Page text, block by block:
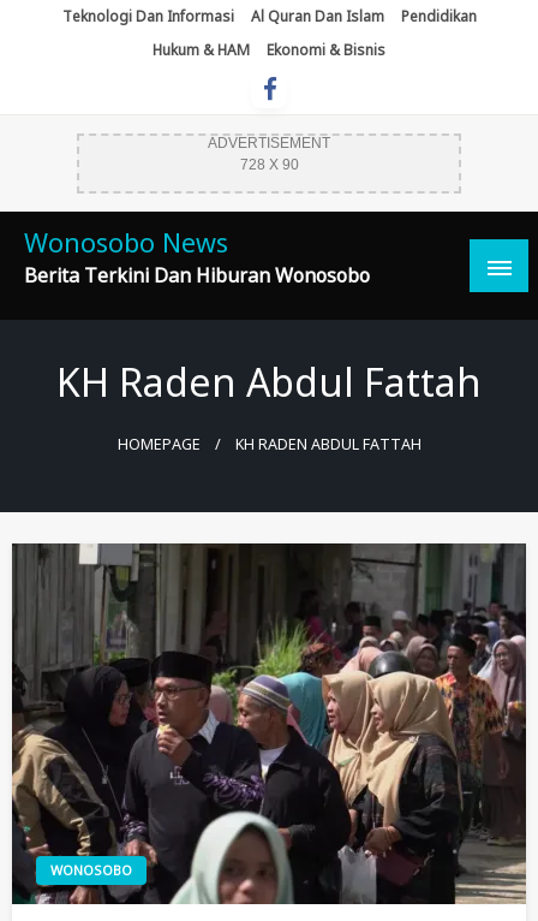
Teknologi Dan Informasi Al Quran Dan Islam
Pendidikan
Hukum & HAM
Ekonomi & Bisnis
ADVERTISEMENT
728 X 90
Wonosobo News
Berita Terkini Dan Hiburan Wonosobo
KH Raden Abdul Fattah
HOMEPAGE KH RADEN ABDUL FATTAH
WONOSOBO